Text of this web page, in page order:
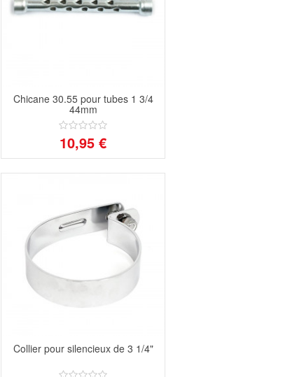
Chicane 30.55 pour tubes 1 3/4
44mm
10,95 €
Collier pour silencieux de 3 1/4"